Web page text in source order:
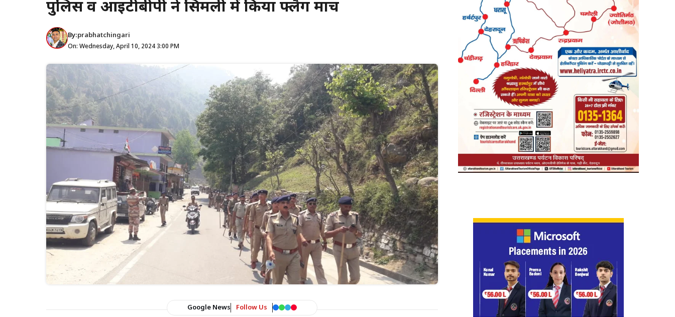
पुलिस व आईटीबीपी ने सिमली में किया फ्लैग मार्च
By:prabhatchingari
On: Wednesday, April 10, 2024 3:00 PM
Google News Follow Us